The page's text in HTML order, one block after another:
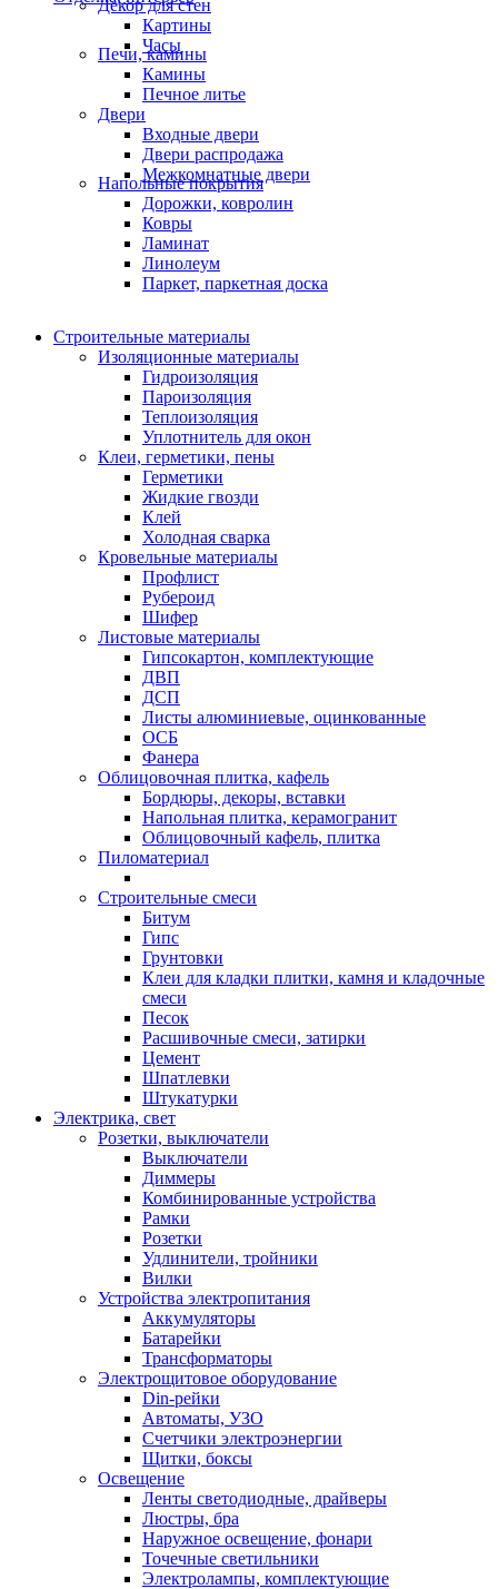
Декор для стен
Картины
Часы
Печи, камины
Камины
Печное литье
Двери
Входные двери
Двери распродажа
Межкомнатные двери
Напольные покрытия
Дорожки, ковролин
Ковры
Ламинат
Линолеум
Паркет, паркетная доска
Строительные материалы
Изоляционные материалы
Гидроизоляция
Пароизоляция
Теплоизоляция
Уплотнитель для окон
Клеи, герметики, пены
Герметики
Жидкие гвозди
Клей
Холодная сварка
Кровельные материалы
Профлист
Рубероид
Шифер
Листовые материалы
Гипсокартон, комплектующие
ДВП
ДСП
Листы алюминиевые, оцинкованные
ОСБ
Фанера
Облицовочная плитка, кафель
Бордюры, декоры, вставки
Напольная плитка, керамогранит
Облицовочный кафель, плитка
Пиломатериал
Строительные смеси
Битум
Гипс
Грунтовки
Клеи для кладки плитки, камня и кладочные
смеси
Песок
Расшивочные смеси, затирки
Цемент
Шпатлевки
Штукатурки
Электрика, свет
Розетки, выключатели
Выключатели
Диммеры
Комбинированные устройства
Рамки
Розетки
Удлинители, тройники
Вилки
Устройства электропитания
Аккумуляторы
Батарейки
Трансформаторы
Электрощитовое оборудование
Din-рейки
Автоматы, УЗО
Счетчики электроэнергии
Щитки, боксы
Освещение
Ленты светодиодные, драйверы
Люстры, бра
Наружное освещение, фонари
Точечные светильники
Электролампы, комплектующие